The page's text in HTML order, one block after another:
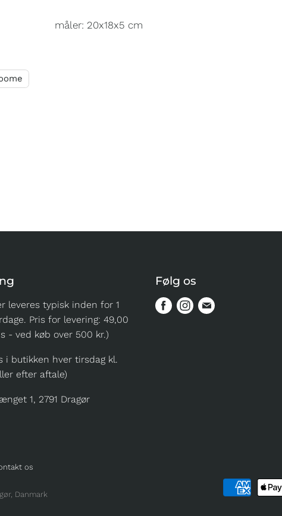
måler: 20x18x5 cm
leveres typisk inden for 1
Pris for levering: 49,00
- ved køb over 500 kr.)
i butikken hver tirsdag kl.
efter aftale)
1, 2791 Dragør
Følg os
FindFind Find
os
Danmark